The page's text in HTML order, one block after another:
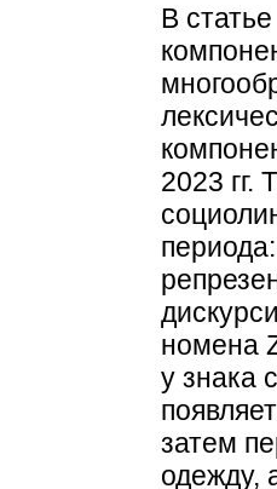
В
2023 гг.
номена
у знака
затем
одежду,